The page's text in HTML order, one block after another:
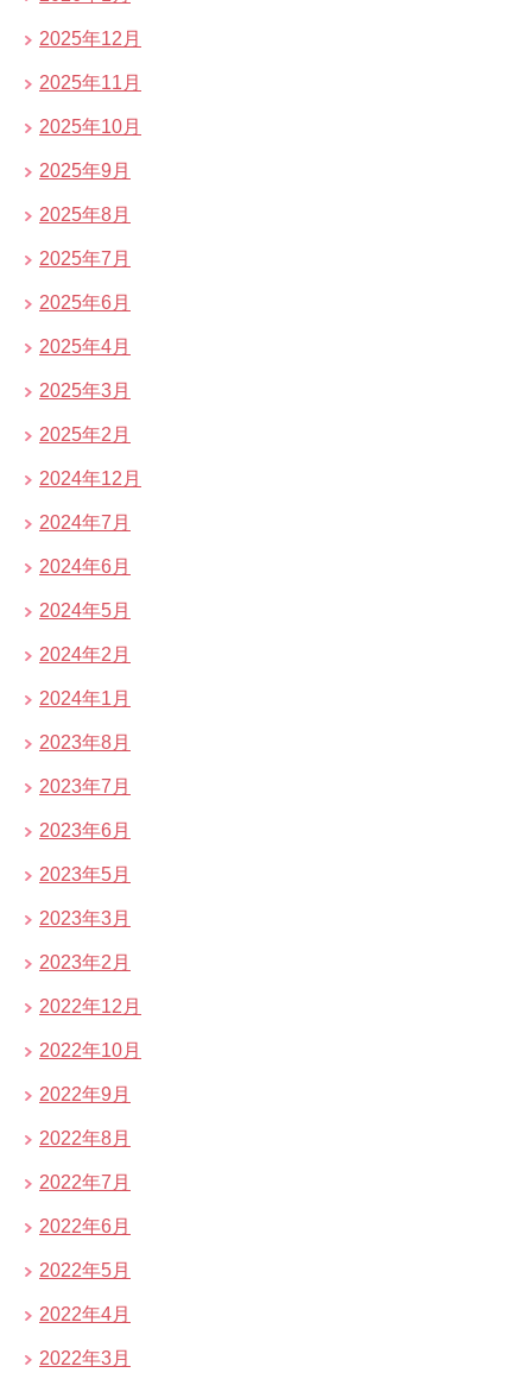
2025年12月
2025年11月
2025年10月
2025年9月
2025年8月
2025年7月
2025年6月
2025年4月
2025年3月
2025年2月
2024年12月
2024年7月
2024年6月
2024年5月
2024年2月
2024年1月
2023年8月
2023年7月
2023年6月
2023年5月
2023年3月
2023年2月
2022年12月
2022年10月
2022年9月
2022年8月
2022年7月
2022年6月
2022年5月
2022年4月
2022年3月